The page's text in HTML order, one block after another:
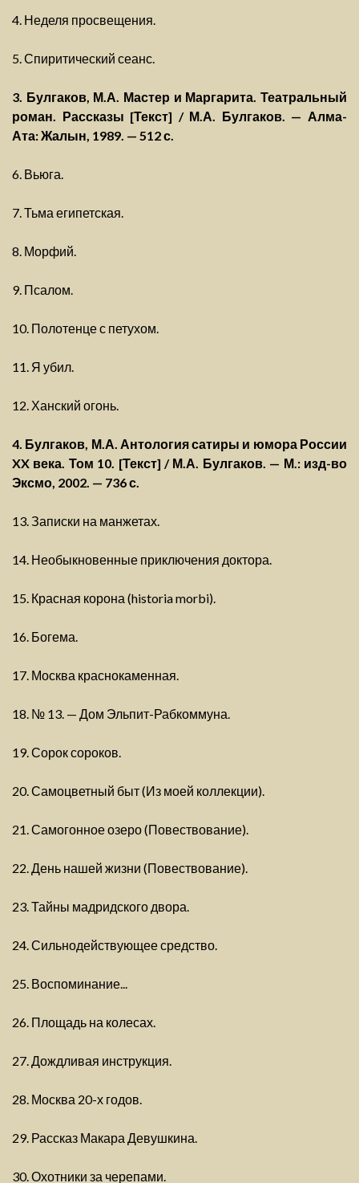
4. Неделя просвещения.
5. Спиритический сеанс.
3. Булгаков, М.А. Мастер и Маргарита. Театральный
роман. Рассказы [Текст] / М.А. Булгаков. — Алма-
Ата: Жалын, 1989. — 512 с.
6. Вьюга.
7. Тьма египетская.
8. Морфий.
9. Псалом.
10. Полотенце с петухом.
11. Я убил.
12. Ханский огонь.
4. Булгаков, М.А. Антология сатиры и юмора России
XX века. Том 10. [Текст] / М.А. Булгаков. — М.: изд-во
Эксмо, 2002. — 736 с.
13. Записки на манжетах.
14. Необыкновенные приключения доктора.
15. Красная корона (historia morbi).
16. Богема.
17. Москва краснокаменная.
18. № 13. — Дом Эльпит-Рабкоммуна.
19. Сорок сороков.
20. Самоцветный быт (Из моей коллекции).
21. Самогонное озеро (Повествование).
22. День нашей жизни (Повествование).
23. Тайны мадридского двора.
24. Сильнодействующее средство.
25. Воспоминание...
26. Площадь на колесах.
27. Дождливая инструкция.
28. Москва 20-х годов.
29. Рассказ Макара Девушкина.
30. Охотники за черепами.